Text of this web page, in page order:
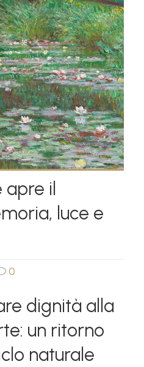
apre il
luce e
0
dignità alla
un ritorno
naturale